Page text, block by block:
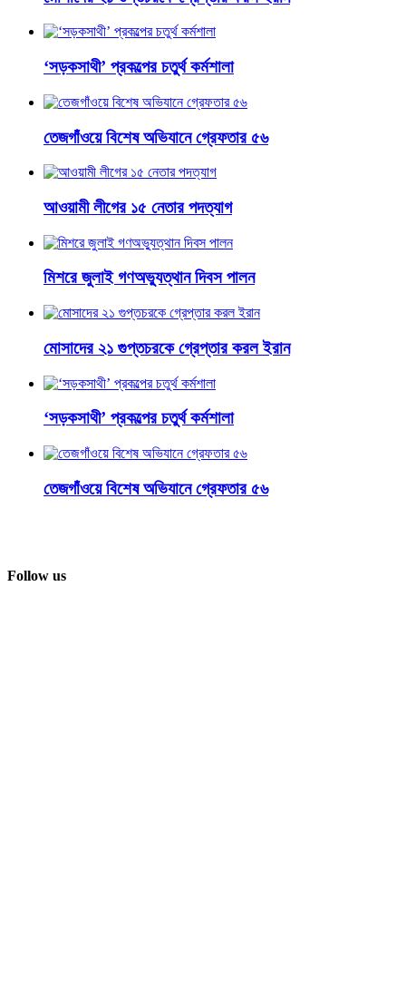
‘সড়কসাথী’ প্রকল্পের চতুর্থ কর্মশালা
তেজগাঁওয়ে বিশেষ অভিযানে গ্রেফতার ৫৬
আওয়ামী লীগের ১৫ নেতার পদত্যাগ
মিশরে জুলাই গণঅভ্যুত্থান দিবস পালন
মোসাদের ২১ গুপ্তচরকে গ্রেপ্তার করল ইরান
‘সড়কসাথী’ প্রকল্পের চতুর্থ কর্মশালা
তেজগাঁওয়ে বিশেষ অভিযানে গ্রেফতার ৫৬
Follow us